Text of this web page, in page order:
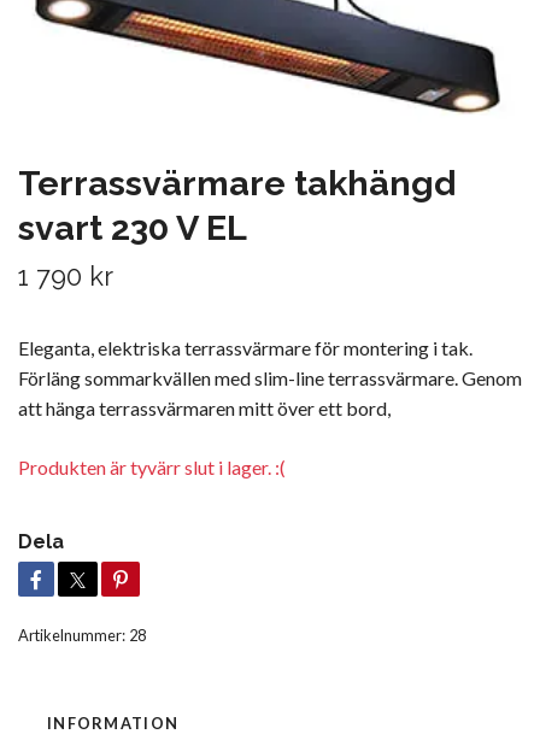
Terrassvärmare takhängd
svart 230 V EL
1 790 kr
Eleganta, elektriska terrassvärmare för montering i tak.
Förläng sommarkvällen med slim-line terrassvärmare. Genom
att hänga terrassvärmaren mitt över ett bord,
Produkten är tyvärr slut i lager. :(
Dela
Artikelnummer: 28
INFORMATION